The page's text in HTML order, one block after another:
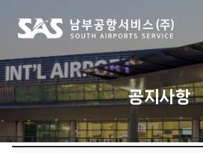
공지사항